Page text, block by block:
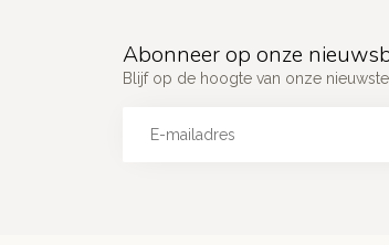
Abonneer op onze
Blijf op de hoogte van onze